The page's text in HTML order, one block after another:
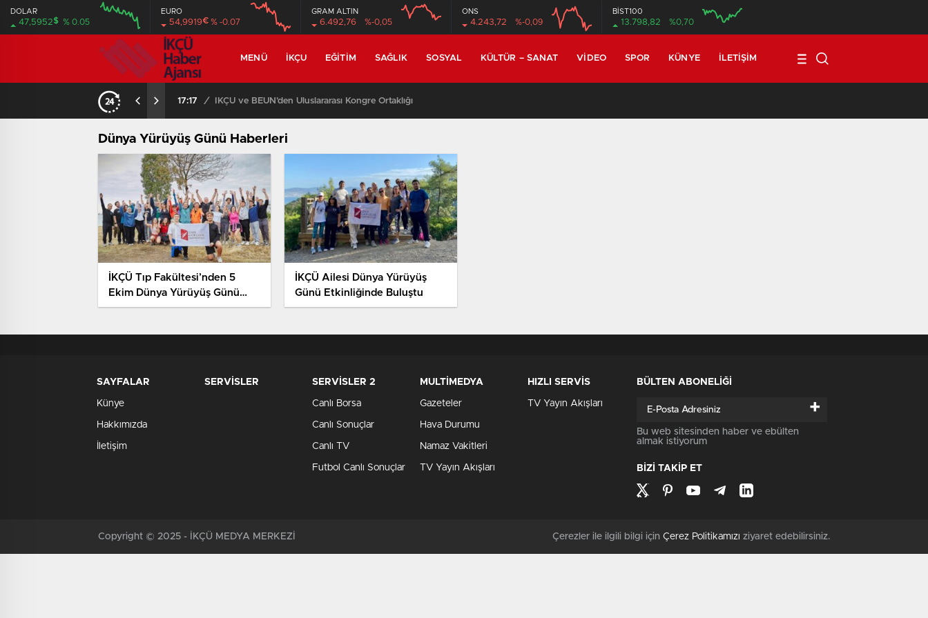
DOLAR
47,5952$ % 0.05
EURO
54,9919€ % -0.07
GRAM ALTIN
6.492,76 %-0,05
ONS
4.243,72 %-0,09
BİST100
13.798,82 %0,70
MENÜ İKÇU EĞITIM SAĞLIK SOSYAL KÜLTÜR – SANAT VIDEO SPOR KÜNYE İLETIŞIM
17:17 / İKÇÜ ve BEUN’den Uluslararası Kongre Ortaklığı
Dünya Yürüyüş Günü Haberleri
İKÇÜ Tıp Fakültesi’nden 5
Ekim Dünya Yürüyüş Günü
Etkinliği
İKÇÜ Ailesi Dünya Yürüyüş
Günü Etkinliğinde Buluştu
SAYFALAR
Künye
Hakkımızda
İletişim
SERVİSLER SERVİSLER 2
Canlı Borsa
Canlı Sonuçlar
Canlı TV
Futbol Canlı Sonuçlar
MULTİMEDYA
Gazeteler
Hava Durumu
Namaz Vakitleri
TV Yayın Akışları
HIZLI SERVİS
TV Yayın Akışları
BÜLTEN ABONELİĞİ
+
Bu web sitesinden haber ve ebülten
almak istiyorum
BİZİ TAKİP ET
Copyright © 2025 - İKÇÜ MEDYA MERKEZİ Çerezler ile ilgili bilgi için Çerez Politikamızı ziyaret edebilirsiniz.